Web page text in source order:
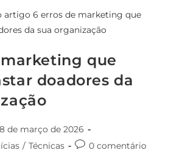
que
doadores da
de março de 2026
/ Técnicas 0 comentário